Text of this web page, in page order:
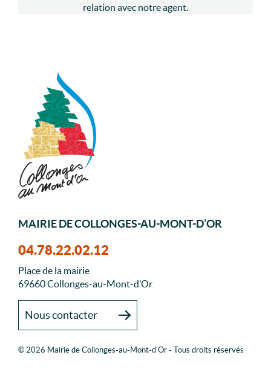
relation avec notre agent.
MAIRIE DE COLLONGES-AU-MONT-D’OR
04.78.22.02.12
Place de la mairie
69660 Collonges-au-Mont-d’Or
Nous contacter
© 2026 Mairie de Collonges-au-Mont-d'Or - Tous droits réservés